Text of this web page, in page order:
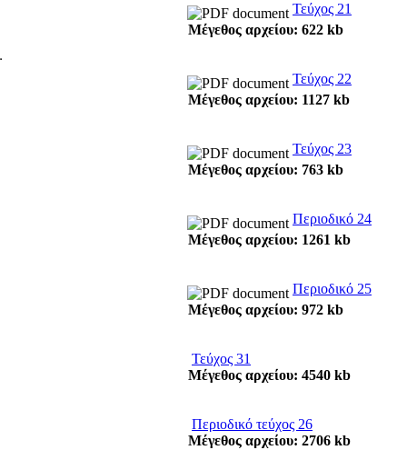
Τεύχος 21
Μέγεθος αρχείου: 622 kb
Τεύχος 22
Μέγεθος αρχείου: 1127 kb
Τεύχος 23
Μέγεθος αρχείου: 763 kb
Περιοδικό 24
Μέγεθος αρχείου: 1261 kb
Περιοδικό 25
Μέγεθος αρχείου: 972 kb
Τεύχος 31
Μέγεθος αρχείου: 4540 kb
Περιοδικό τεύχος 26
Μέγεθος αρχείου: 2706 kb